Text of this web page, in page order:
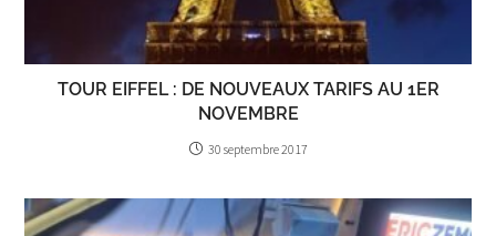
TOUR EIFFEL : DE NOUVEAUX TARIFS AU 1ER
NOVEMBRE
30 septembre 2017